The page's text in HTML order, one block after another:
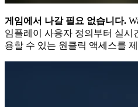
게임에서 나갈 필요 없습니다.
임플레이 사용자 정의부터 실시
용할 수 있는 원클릭 액세스를